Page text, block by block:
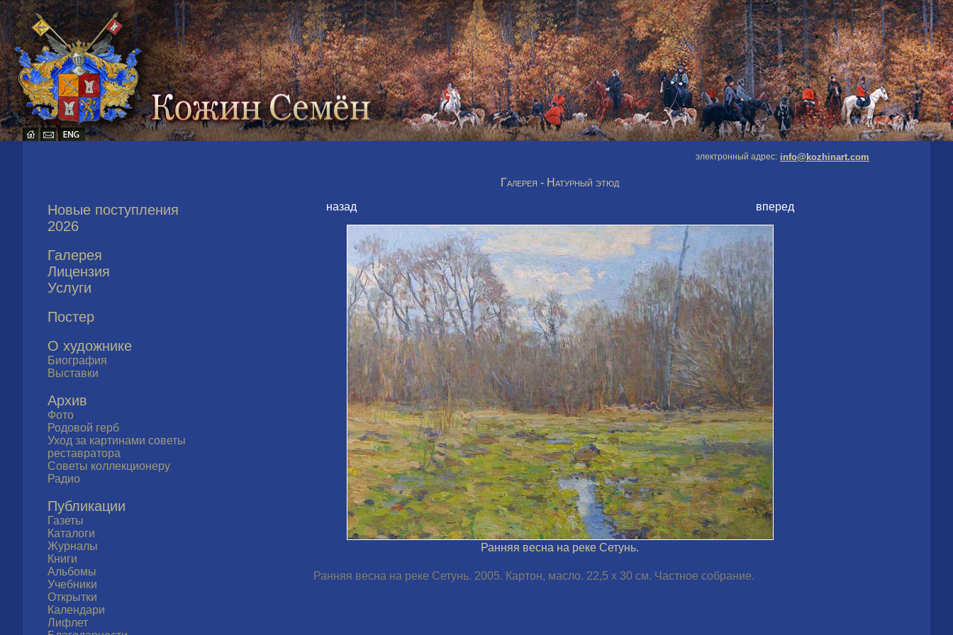
электронный адрес: info@kozhinart.com
Новые поступления
2026
Галерея
Лицензия
Услуги
Постер
О художнике
Биография
Выставки
Архив
Фото
Родовой герб
Уход за картинами советы
реставратора
Советы коллекционеру
Радио
Публикации
Газеты
Каталоги
Журналы
Книги
Альбомы
Учебники
Открытки
Календари
Лифлет
Галерея - Натурный этюд
назад
вперед
Ранняя весна на реке Сетунь.
Ранняя весна на реке Сетунь. 2005. Картон, масло. 22,5 х 30 см. Частное собрание.